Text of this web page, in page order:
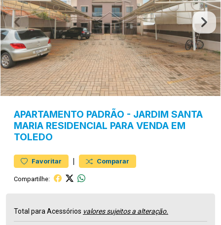
APARTAMENTO PADRÃO - JARDIM SANTA
MARIA RESIDENCIAL PARA VENDA EM
TOLEDO
Favoritar | Comparar
Compartilhe:
Total para Acessórios valores sujeitos a alteração.